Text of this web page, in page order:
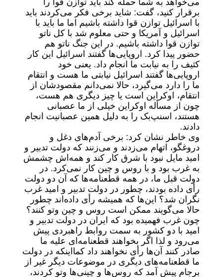
می‌خواهد به شما حمله کند باید توازن قوا را
برقرار کنید، گفت: شاید برخی فکر می‌کردند باید
با اسرائیل توازن قوا داشته باشیم اما ما باید با
اسرائیل و آمریکا و حتی معلوم شد با کل ناتو
توازن قوا داشته باشیم. در این جنگ ناتو هم
حضور پیدا کرد. اروپایی‌ها گفتند اسرائیل این کار
کثیف را به نیابت ما انجام داد. یعنی خود
اروپایی‌ها گفتند اسرائیل نیابتی ما هست و انتقام
ما را دارد می‌گیرد، حالا نمی‌دانم مقصودشان از
انتقام، اوکراین است یا چیز دیگری هم هست،
چون از مسأله اوکراین خیلی از ما عصبانی
هستند، اسنپ‌بک را به دلیل همین عصبانیت انجام
دادند.
وی خاطر نشان کرد: برخی آدم‌های دغل و
دروغگو، اتهام می‌زدند و می‌زنند که دولت تدبیر و
امید مایل نبود با شرق کار کند و همه‌اش چشمش
به غرب بود و با روس و چین کار نمی‌کرد. در
دولت قبل ما، در همه قطعنامه‌ها که آن دو دولت
رأی داده بودند، چطور در دولت تدبیر و امید غرب
نگران شد؟ این‌ها که همیشه رأی داده‌اند چطور
حالا می‌گویند ممکن است روس و چین وتو کنند؟
چون غرب فهمیده بود که ایران در دولت تدبیر و
امید با دو کشور به سمت روابط راهبردی پیش
می‌رود و لذا اگر بخواهند قطعنامه‌ای علیه ما
صادر کنند آن‌ها رأی نخواهند داد کمااینکه در دولت
ما قطعنامه‌های دیگری در موضوعات دیگر غیر از
برجام پیش آمد که روس‌ها و چینی‌ها وتو کردند،